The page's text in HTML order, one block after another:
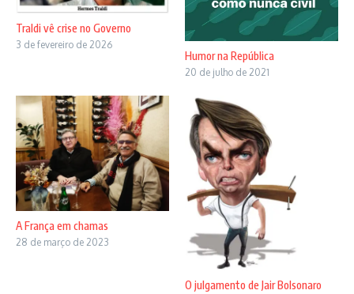
Traldi vê crise no Governo
3 de fevereiro de 2026
Humor na República
20 de julho de 2021
A França em chamas
28 de março de 2023
O julgamento de Jair Bolsonaro